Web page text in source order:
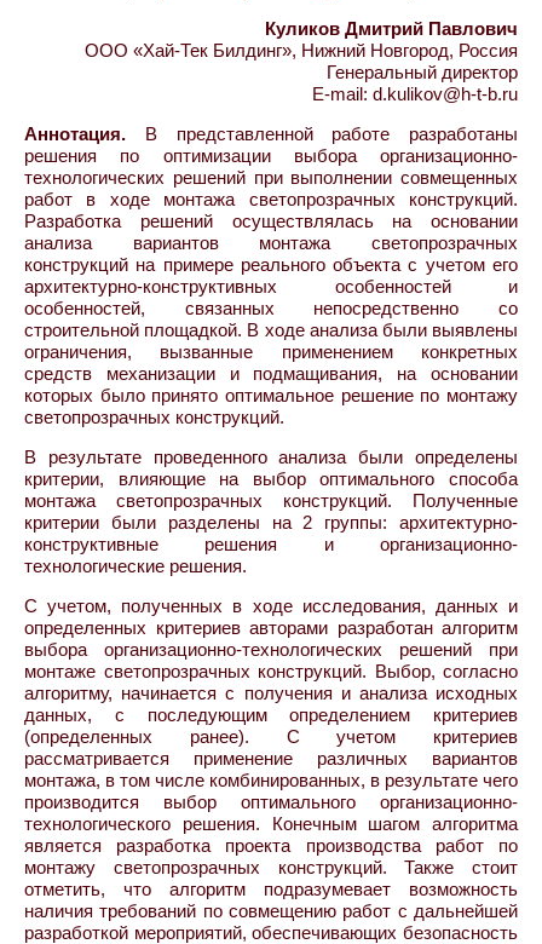
Куликов Дмитрий Павлович
ООО «Хай-Тек Билдинг», Нижний Новгород, Россия
Генеральный директор
E-mail: d.kulikov@h-t-b.ru
Аннотация. В представленной работе разработаны
решения по оптимизации выбора организационно-
технологических решений при выполнении совмещенных
работ в ходе монтажа светопрозрачных конструкций.
Разработка решений осуществлялась на основании
анализа вариантов монтажа светопрозрачных
конструкций на примере реального объекта с учетом его
архитектурно-конструктивных особенностей и
особенностей, связанных непосредственно со
строительной площадкой. В ходе анализа были выявлены
ограничения, вызванные применением конкретных
средств механизации и подмащивания, на основании
которых было принято оптимальное решение по монтажу
светопрозрачных конструкций.
В результате проведенного анализа были определены
критерии, влияющие на выбор оптимального способа
монтажа светопрозрачных конструкций. Полученные
критерии были разделены на 2 группы: архитектурно-
конструктивные решения и организационно-
технологические решения.
С учетом, полученных в ходе исследования, данных и
определенных критериев авторами разработан алгоритм
выбора организационно-технологических решений при
монтаже светопрозрачных конструкций. Выбор, согласно
алгоритму, начинается с получения и анализа исходных
данных, с последующим определением критериев
(определенных ранее). С учетом критериев
рассматривается применение различных вариантов
монтажа, в том числе комбинированных, в результате чего
производится выбор оптимального организационно-
технологического решения. Конечным шагом алгоритма
является разработка проекта производства работ по
монтажу светопрозрачных конструкций. Также стоит
отметить, что алгоритм подразумевает возможность
наличия требований по совмещению работ с дальнейшей
разработкой мероприятий, обеспечивающих безопасность